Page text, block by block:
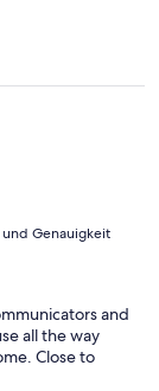
Genauigkeit
and
all the way
Close to